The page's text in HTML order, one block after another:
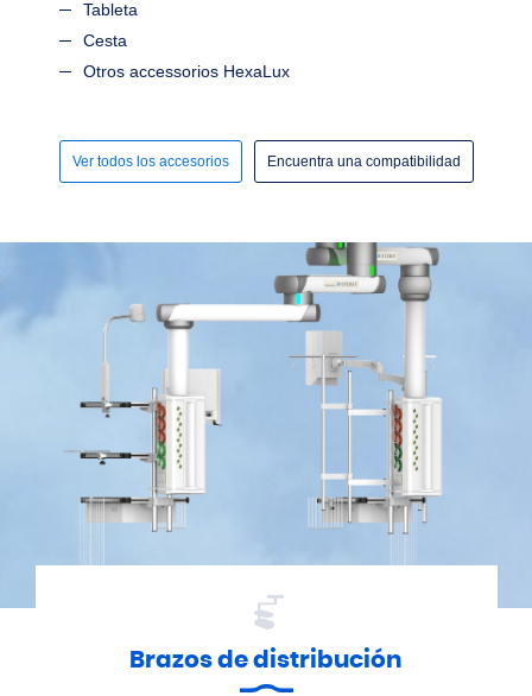
Tableta
Cesta
Otros accessorios HexaLux
Ver todos los accesorios Encuentra una compatibilidad
Brazos de distribución